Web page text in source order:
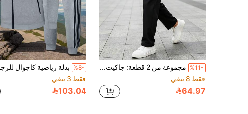
%11-
مجموعة من 2 قطعة: جاكيت رياضية كاجوال مزودة بغطاء وسحاب، وبنطلون رياضي كاجوال خفيف الوزن ومريح، مناسب للجري والتمارين الرياضية
فقط 8 بيقي
64.97
%8-
فقط 3 بيقي
103.04